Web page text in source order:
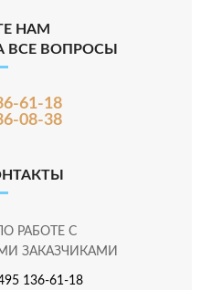
НАМ
ВСЕ ВОПРОСЫ
61-18
08-38
РАБОТЕ С
ЗАКАЗЧИКАМИ
136-61-18